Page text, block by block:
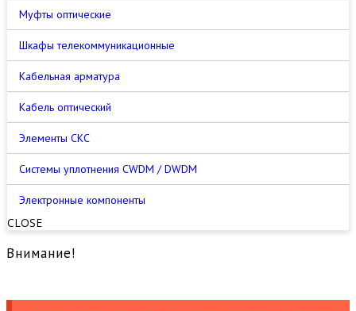
Муфты оптические
Шкафы телекоммуникационные
Кабельная арматура
Кабель оптический
Элементы СКС
Cистемы уплотнения CWDM / DWDM
Электронные компоненты
CLOSE
Внимание!